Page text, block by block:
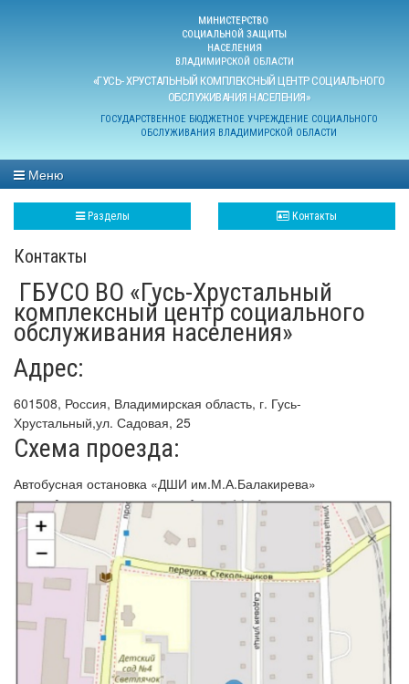
МИНИСТЕРСТВО
СОЦИАЛЬНОЙ ЗАЩИТЫ
НАСЕЛЕНИЯ
ВЛАДИМИРСКОЙ ОБЛАСТИ
«ГУСЬ- ХРУСТАЛЬНЫЙ КОМПЛЕКСНЫЙ ЦЕНТР СОЦИАЛЬНОГО
ОБСЛУЖИВАНИЯ НАСЕЛЕНИЯ»
ГОСУДАРСТВЕННОЕ БЮДЖЕТНОЕ УЧРЕЖДЕНИЕ СОЦИАЛЬНОГО
ОБСЛУЖИВАНИЯ ВЛАДИМИРСКОЙ ОБЛАСТИ
Меню
Разделы Контакты
Контакты
ГБУСО ВО «Гусь-Хрустальный
комплексный центр социального
обслуживания населения»
Адрес:
601508, Россия, Владимирская область, г. Гусь-
Хрустальный,ул. Садовая, 25
Схема проезда:
Автобусная остановка «ДШИ им.М.А.Балакирева»